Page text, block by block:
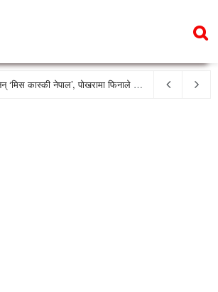
निलक्सणा श्रेष्ठ बनिन् ‘मिस कास्की नेपाल’, पोखरामा फिनाले भव्य रूपमा सम्पन्न